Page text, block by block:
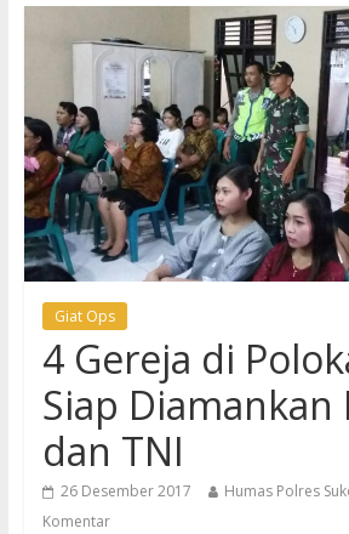
Patroli Blue Light KRYD Polsek
Polisi Ajak Warga Waspada dan Cegah
Patroli Blue Light KRYD Polsek Kartasura
Cegah Kejahatan 3C
Giat Ops
4 Gereja di
Siap Diamankan
dan TNI
26 Desember 2017 Humas Polres
Komentar